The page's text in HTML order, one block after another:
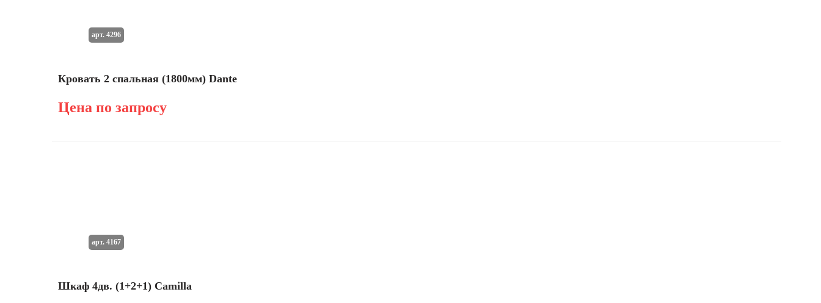
Кровать 2 спальная (1800мм) Dante
Цена по запросу
арт. 4296
Шкаф 4дв. (1+2+1) Camilla
арт. 4167